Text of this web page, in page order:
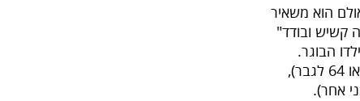
הוא משאיר
קשיש ובודד"
הבוגר.
התנאים החשובים ביותר לקבלת המעמד להורה הנם: גיל ההורה (לפחות 62 לאשה או 64 לגבר),
אחר).